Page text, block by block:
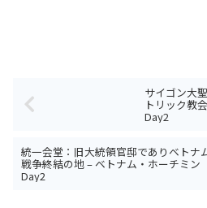
サイゴン大
トリック教
Day2
統一会堂：旧大統領官邸でありベトナ
戦争終結の地 – ベトナム・ホーチミン
Day2